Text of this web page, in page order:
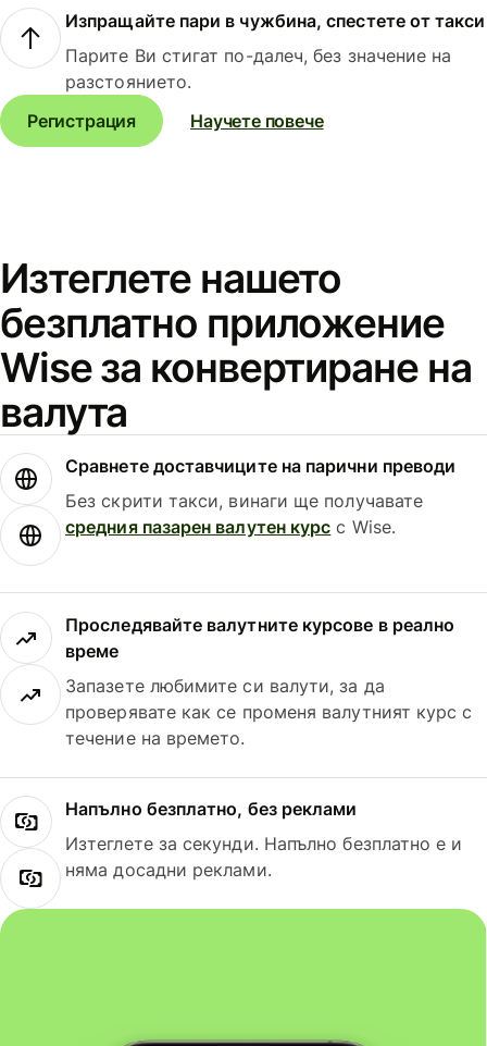
Изпращайте пари в чужбина, спестете от такси
Парите Ви стигат по-далеч, без значение на
разстоянието.
Регистрация
Научете повече
Изтеглете нашето
безплатно приложение
Wise за конвертиране на
валута
Сравнете доставчиците на парични преводи
Без скрити такси, винаги ще получавате
средния пазарен валутен курс с Wise.
Проследявайте валутните курсове в реално
време
Запазете любимите си валути, за да
проверявате как се променя валутният курс с
течение на времето.
Напълно безплатно, без реклами
Изтеглете за секунди. Напълно безплатно е и
няма досадни реклами.